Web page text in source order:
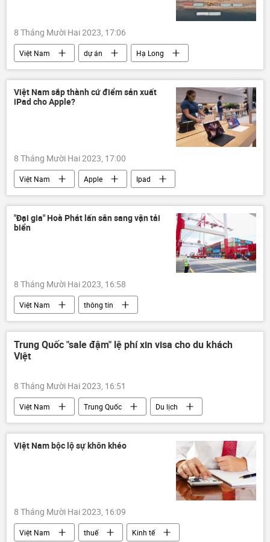
8 Tháng Mười Hai 2023, 17:06
Việt Nam dự án
Hạ Long
Vịnh Hạ Long
bất động sản
Bộ Xây dựng
Bộ Tài nguyên và Môi trường
Bộ Văn hóa Thể thao và Du lịch
Việt Nam sắp thành cứ điểm sản xuất
iPad cho Apple?
8 Tháng Mười Hai 2023, 17:00
Việt Nam Apple
Ipad
sản xuất
"Đại gia" Hoà Phát lấn sân sang vận tải
biển
8 Tháng Mười Hai 2023, 16:58
Việt Nam
thông tin
Thép Hoà Phát
cảng
Cảng biển
vận chuyển
đầu tư
Kinh doanh
doanh nghiệp
Trung Quốc "sale đậm" lệ phí xin visa cho du khách
Việt
8 Tháng Mười Hai 2023, 16:51
Việt Nam Trung Quốc
Du lịch
visa
thông tin Xã hội
Việt Nam bộc lộ sự khôn khéo
8 Tháng Mười Hai 2023, 16:09
Việt Nam thuế
Kinh tế